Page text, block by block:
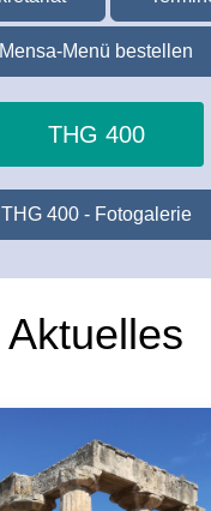
Mensa-Menü bestellen
THG 400
THG 400 - Fotogalerie
Aktuelles